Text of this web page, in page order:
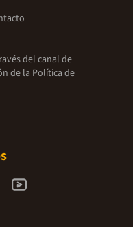
del canal de
de la Política de